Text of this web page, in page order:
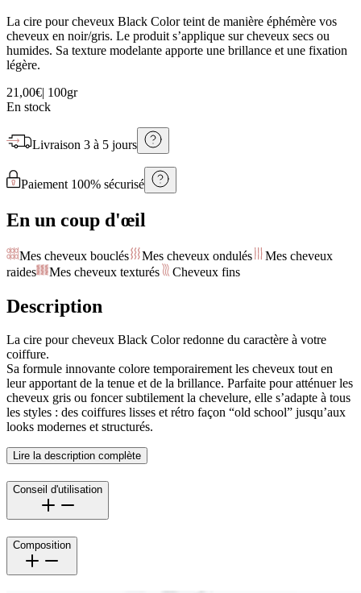
La cire pour cheveux Black Color teint de manière éphémère vos
cheveux en noir/gris. Le produit s’applique sur cheveux secs ou
humides. Sa texture modelante apporte une brillance et une fixation
légère.
21,00€| 100gr
En stock
Livraison 3 à 5 jours
Paiement 100% sécurisé
En un coup d'œil
Mes cheveux bouclés Mes cheveux ondulés
Mes cheveux
raides
Mes cheveux texturés Cheveux fins
Description
La cire pour cheveux Black Color redonne du caractère à votre
coiffure.
Sa formule innovante colore temporairement les cheveux tout en
leur apportant de la tenue et de la brillance. Parfaite pour atténuer les
cheveux gris ou foncer subtilement la chevelure, elle s’adapte à tous
les styles : des coiffures lisses et rétro façon “old school” jusqu’aux
looks modernes et structurés.
Lire la description complète
Conseil d'utilisation
Composition